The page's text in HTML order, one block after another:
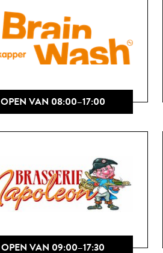
OPEN VAN 08:00–17:00
OPEN VAN 09:00–17:30